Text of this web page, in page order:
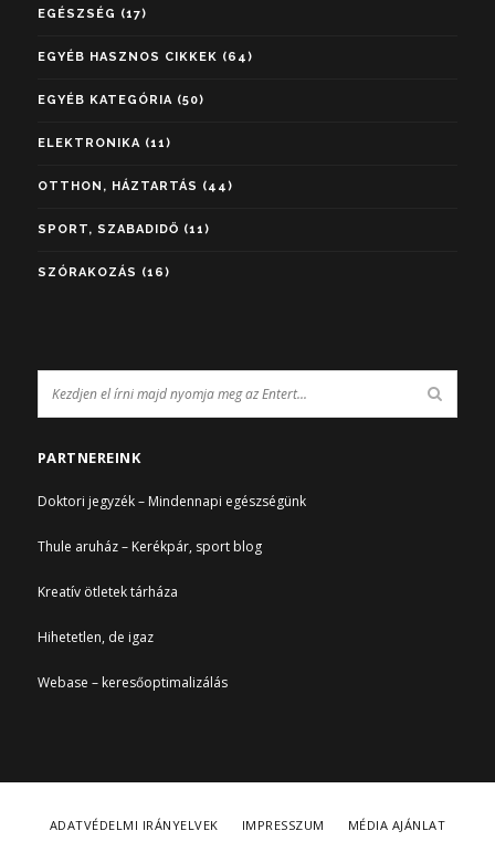
EGÉSZSÉG (17)
EGYÉB HASZNOS CIKKEK (64)
EGYÉB KATEGÓRIA(50)
ELEKTRONIKA(11)
OTTHON, HÁZTARTÁS (44)
SPORT, SZABADIDŐ (11)
SZÓRAKOZÁS (16)
PARTNEREINK
Doktori jegyzék – Mindennapi egészségünk
Thule aruház – Kerékpár, sport blog
Kreatív ötletek tárháza
Hihetetlen, de igaz
Webase – keresőoptimalizálás
ADATVÉDELMI IRÁNYELVEK IMPRESSZUM MÉDIA AJÁNLAT